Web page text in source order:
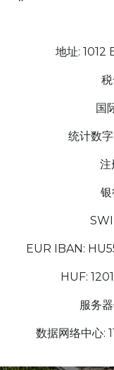
地址:
国
统计数
注
EUR IBAN:
HUF:
服务
数据网络中心: